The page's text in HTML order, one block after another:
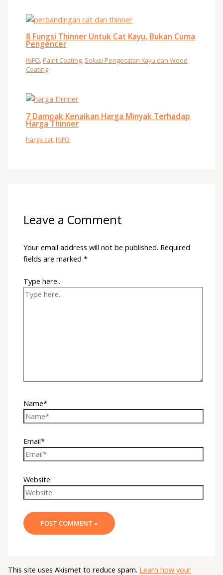
8 Fungsi Thinner Untuk Cat Kayu, Bukan Cuma
Pengencer
INFO ,Paint Coating Solusi Pengecatan Kayu dan Wood
Coating
7 Dampak Kenaikan Harga Minyak Terhadap
Harga Thinner
harga cat,INFO
Leave a Comment
Your email address will not be published. Required
fields are marked*
Type here..
Name*
Email*
Website
This site uses Akismet to reduce spam. Learn how your